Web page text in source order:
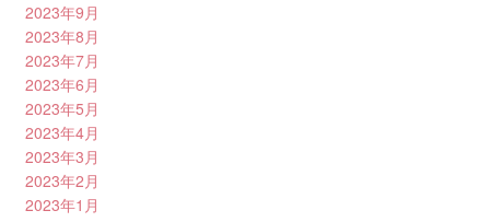
2023年9月
2023年8月
2023年7月
2023年6月
2023年5月
2023年4月
2023年3月
2023年2月
2023年1月